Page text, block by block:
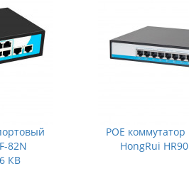
82N
КВ
POE
HongRui